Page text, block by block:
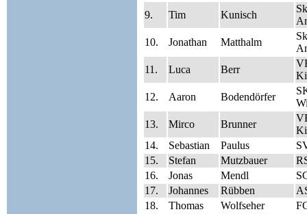
9.
Tim Kunisch
10.
Jonathan Matthalm
11.
Luca Berr
12.
Aaron Bodendörfer
13.
Mirco Brunner
14.
Sebastian Paulus
15.
Stefan Mutzbauer
16.
Jonas Mendl
17.
Johannes Rübben
18.
Thomas Wolfseher